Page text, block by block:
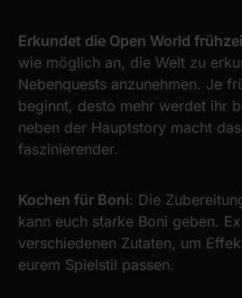
Erkundet die Open World
wie möglich an, die Welt zu
Nebenquests anzunehmen. Je
beginnt, desto mehr werdet ihr
neben der Hauptstory macht
faszinierender.
Kochen für Boni: Die
kann euch starke Boni geben.
verschiedenen Zutaten, um
eurem Spielstil passen.